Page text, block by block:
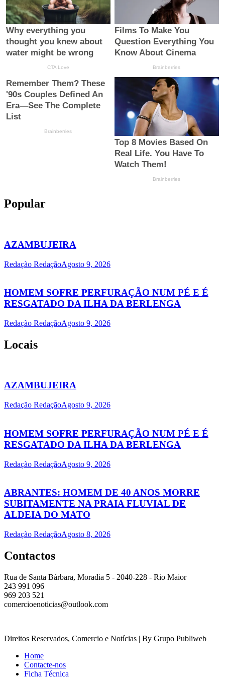
Popular
AZAMBUJEIRA
Redação RedaçãoAgosto 9, 2026
HOMEM SOFRE PERFURAÇÃO NUM PÉ E É
RESGATADO DA ILHA DA BERLENGA
Redação RedaçãoAgosto 9, 2026
Locais
AZAMBUJEIRA
Redação RedaçãoAgosto 9, 2026
HOMEM SOFRE PERFURAÇÃO NUM PÉ E É
RESGATADO DA ILHA DA BERLENGA
Redação RedaçãoAgosto 9, 2026
ABRANTES: HOMEM DE 40 ANOS MORRE
SUBITAMENTE NA PRAIA FLUVIAL DE
ALDEIA DO MATO
Redação RedaçãoAgosto 8, 2026
Contactos
Rua de Santa Bárbara, Moradia 5 - 2040-228 - Rio Maior
243 991 096
969 203 521
comercioenoticias@outlook.com
Direitos Reservados, Comercio e Notícias | By Grupo Publiweb
Home
Contacte-nos
Ficha Técnica